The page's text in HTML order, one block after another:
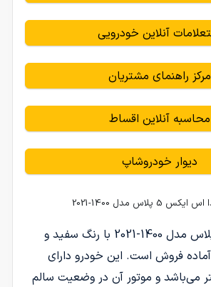
آنلاین خودرویی
مرکز راهنمای مشتریان
محاسبه آنلاین اقساط
دیوار خودروشاپ
پلاس مدل 1400-2021
فردا اس ایکس 5 پلاس مدل 1400-2021 با رنگ سفید و
فروش است. این خودرو دارای
کیلومتر می‌باشد و موتور آن در وضعیت سالم